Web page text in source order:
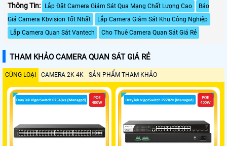
Thông Tin: Lắp Đặt Camera Giám Sát Qua Mạng Chất Lượng Cao
Báo
Giá Camera Kbvision Tốt Nhất
Lắp Camera Giám Sát Khu Công Nghiệp
Lắp Camera Quan Sát Vantech
Cho Thuê Camera Quan Sát Giá Rẻ
THAM KHẢO CAMERA QUAN SÁT GIÁ RẺ
CÙNG LOẠI CAMERA 2K 4K SẢN PHẨM THAM KHẢO